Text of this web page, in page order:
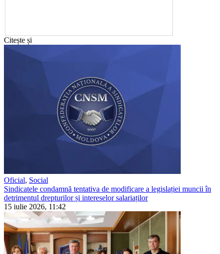
Citește și
Oficial, Social
Sindicatele condamnă tentativa de modificare a legislației muncii în
detrimentul drepturilor și intereselor salariaților
15 iulie 2026, 11:42